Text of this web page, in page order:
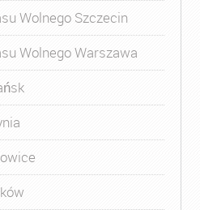
Wolnego Szczecin
Wolnego Warszawa